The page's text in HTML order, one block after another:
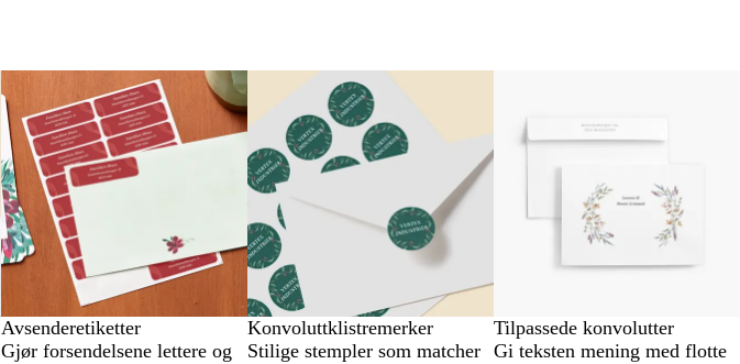
Avsenderetiketter
Gjør forsendelsene lettere og
Nye alternativer
Konvoluttklistremerker
Stilige stempler som matcher
Tilpassede konvolutter
Gi teksten mening med flotte